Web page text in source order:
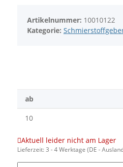
Artikelnummer: 10010122
Kategorie:
ab
10
Aktuell leider nicht am Lager
Lieferzeit:3 - 4 Werktage (DE -